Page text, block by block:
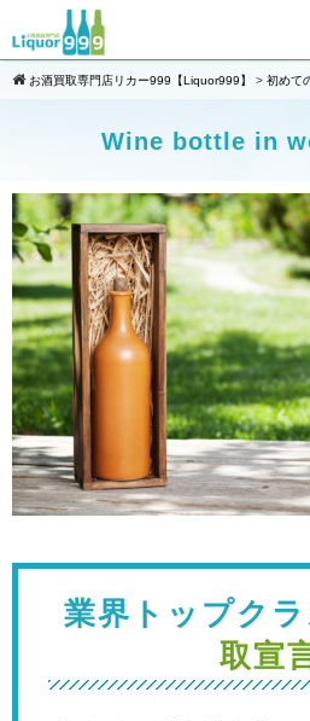
お酒買取専門店リカー999【Liquor999】 > 初めて
Wine bottle in
業界トップクラ
取宣